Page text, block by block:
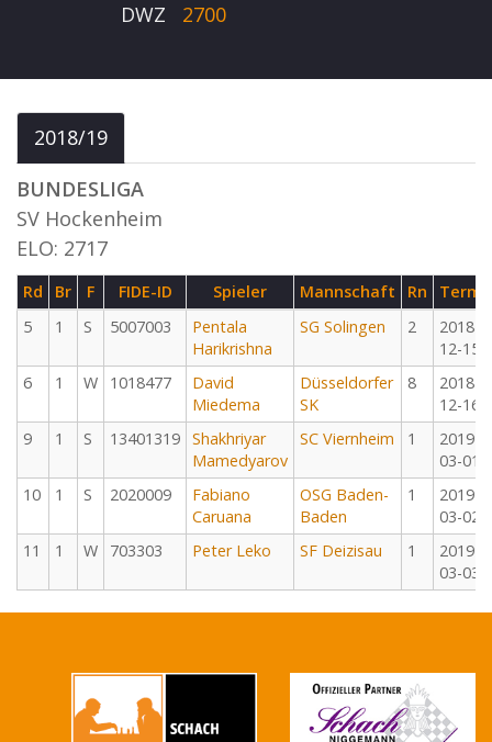
DWZ
2700
2018/19
BUNDESLIGA
SV Hockenheim
ELO: 2717
Rd Br F FIDE-ID Spieler Mannschaft Rn
5
1 S 5007003
Pentala
Harikrishna
SG Solingen 2
2018-
12-15
6
1 W 1018477
David
Miedema
Düsseldorfer
SK
8
2018-
12-16
9
1 S 13401319 Shakhriyar
Mamedyarov
SC Viernheim 1
2019-
03-01
10
1 S 2020009
Fabiano
Caruana
OSG Baden-
Baden
1
2019-
03-02
11
1 W 703303 Peter Leko SF Deizisau 1
2019-
03-03